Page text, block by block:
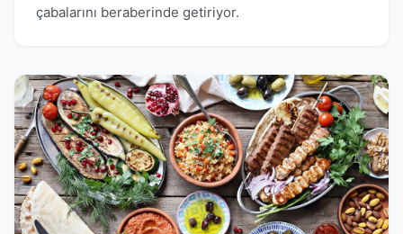
çabalarını beraberinde getiriyor.